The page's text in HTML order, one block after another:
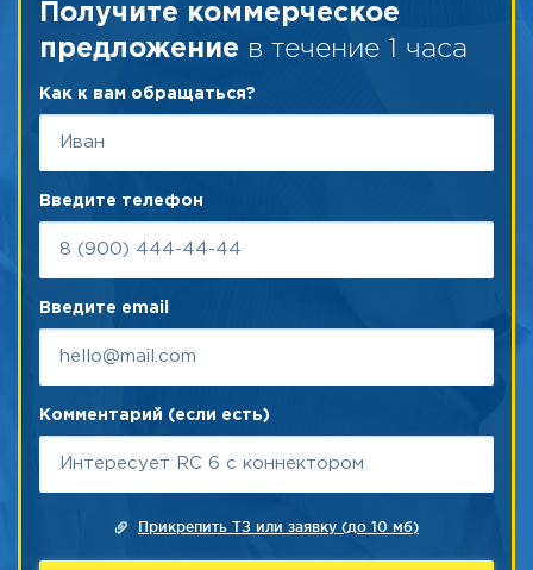
Получите коммерческое
предложение в течение 1 часа
Как к вам обращаться?
Введите телефон
Введите email
Комментарий (если есть)
Прикрепить ТЗ или заявку (до 10 мб)